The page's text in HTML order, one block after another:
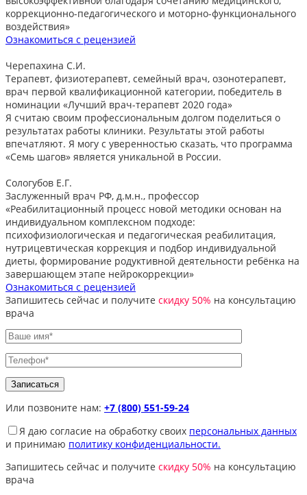
коррекционно-педагогического и моторно-функционального
воздействия»
Ознакомиться с рецензией
Черепахина С.И.
Терапевт, физиотерапевт, семейный врач, озонотерапевт,
врач первой квалификационной категории, победитель в
номинации «Лучший врач-терапевт 2020 года»
Я считаю своим профессиональным долгом поделиться о
результатах работы клиники. Результаты этой работы
впечатляют. Я могу с уверенностью сказать, что программа
«Семь шагов» является уникальной в России.
Сологубов Е.Г.
Заслуженный врач РФ, д.м.н., профессор
«Реабилитационный процесс новой методики основан на
индивидуальном комплексном подходе:
психофизиологическая и педагогическая реабилитация,
нутрицевтическая коррекция и подбор индивидуальной
диеты, формирование родуктивной деятельности ребёнка на
завершающем этапе нейрокоррекции»
Ознакомиться с рецензией
Запишитесь сейчас и получите скидку 50% на консультацию
врача
Или позвоните нам: +7 (800) 551-59-24
Я даю согласие на обработку своих персональных данных
и принимаю политику конфиденциальности.
Запишитесь сейчас и получите скидку 50% на консультацию
врача